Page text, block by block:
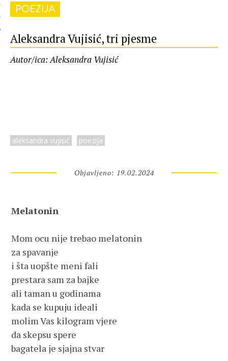
POEZIJA
Aleksandra Vujisić, tri pjesme
Autor/ica: Aleksandra Vujisić
aleksandra vujisić poezija
Objavljeno: 19.02.2024
Melatonin
Mom ocu nije trebao melatonin
za spavanje
i šta uopšte meni fali
prestara sam za bajke
ali taman u godinama
kada se kupuju ideali
molim Vas kilogram vjere
da skepsu spere
bagatela je sjajna stvar